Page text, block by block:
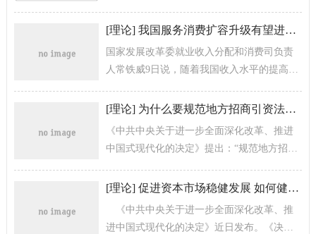
降0.2%转为上涨0....
[理论] 我国服务消费扩容升级有望进一步提速
国家发展改革委就业收入分配和消费司负责
人常铁威9日说，随着我国收入水平的提高和
升级还有望进一步提速。
[理论] 为什么要规范地方招商引资法规制度，严禁违法违规给予政策优惠行
《中共中央关于进一步全面深化改革、推进
中国式现代化的决定》提出：“规范地方招商
行为。”这是党中央对推进构建全国统...
[理论] 促进资本市场稳健发展 如何健全投融资相协调的资本市场功能？
《中共中央关于进一步全面深化改革、推
进中国式现代化的决定》近日发布。《决